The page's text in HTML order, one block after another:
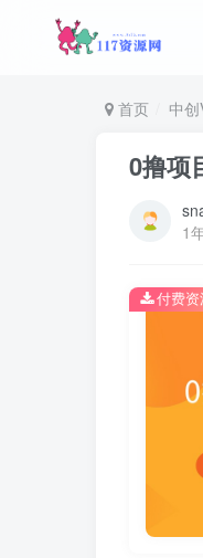
首页 中
0撸项
1
付费